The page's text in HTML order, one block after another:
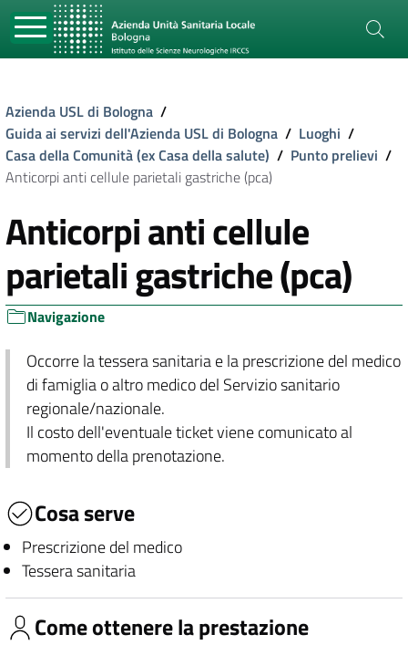
Azienda USL di Bologna /
Guida ai servizi dell'Azienda USL di Bologna / Luoghi /
Casa della Comunità (ex Casa della salute) / Punto prelievi /
Anticorpi anti cellule parietali gastriche (pca)
Anticorpi anti cellule
parietali gastriche (pca)
Navigazione
Occorre la tessera sanitaria e la prescrizione del medico
di famiglia o altro medico del Servizio sanitario
regionale/nazionale.
Il costo dell'eventuale ticket viene comunicato al
momento della prenotazione.
Cosa serve
Prescrizione del medico
Tessera sanitaria
Come ottenere la prestazione